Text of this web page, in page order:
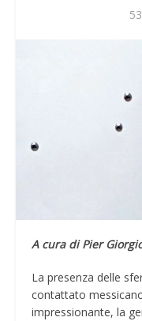
A cura di Pier
La presenza delle
contattato
impressionante, la